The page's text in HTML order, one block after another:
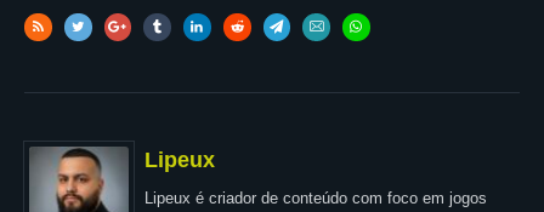
Lipeux
Lipeux é criador de conteúdo com foco em jogos